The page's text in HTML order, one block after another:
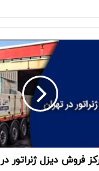
فروش دیزل ژنراتور